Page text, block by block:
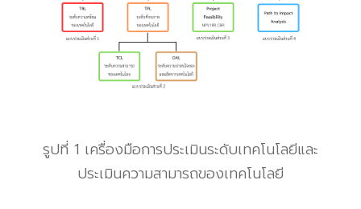
รูปที่ 1 เครื่องมือการประเมินระดับเทคโนโลยีและ
ประเมินความสามารถของเทคโนโลยี